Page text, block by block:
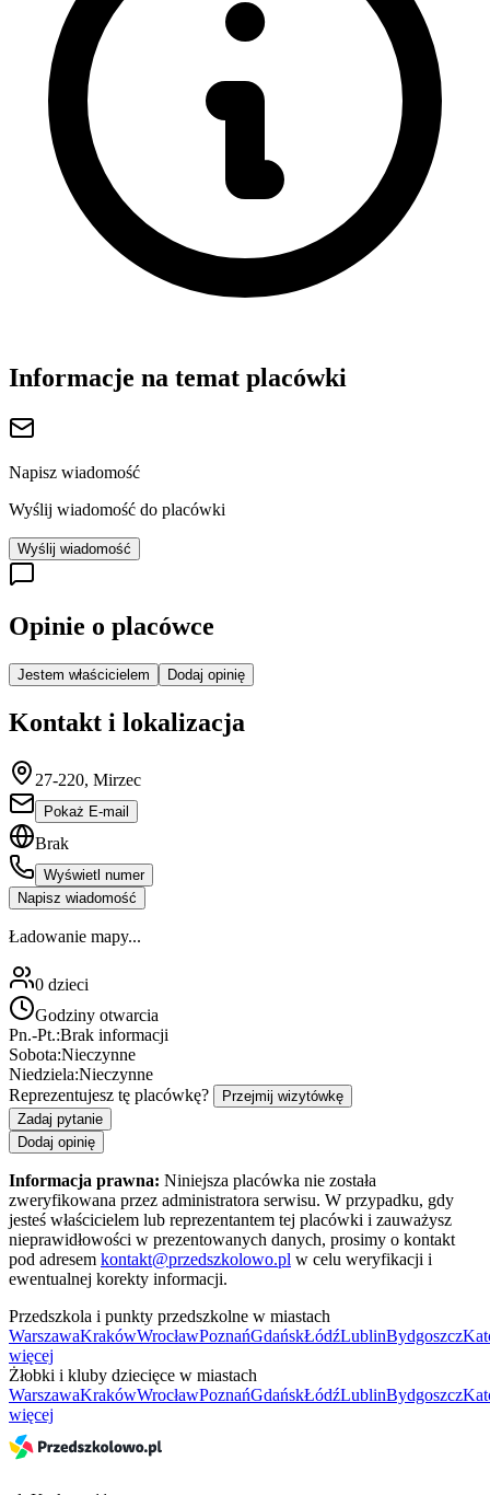
Informacje na temat placówki
Napisz wiadomość
Wyślij wiadomość do placówki
Wyślij wiadomość
Opinie o placówce
Jestem właścicielem Dodaj opinię
Kontakt i lokalizacja
27-220, Mirzec
Pokaż E-mail
Brak
Wyświetl numer
Napisz wiadomość
Ładowanie mapy...
0 dzieci
Godziny otwarcia
Pn.-Pt.:Brak informacji
Sobota:Nieczynne
Niedziela:Nieczynne
Reprezentujesz tę placówkę?
Przejmij wizytówkę
Zadaj pytanie
Dodaj opinię
Informacja prawna: Niniejsza placówka nie została
zweryfikowana przez administratora serwisu. W przypadku, gdy
jesteś właścicielem lub reprezentantem tej placówki i zauważysz
nieprawidłowości w prezentowanych danych, prosimy o kontakt
pod adresem kontakt@przedszkolowo.pl w celu weryfikacji i
ewentualnej korekty informacji.
Przedszkola i punkty przedszkolne w miastach
WarszawaKrakówWrocławPoznańGdańskŁódźLublinBydgoszcz
więcej
Żłobki i kluby dziecięce w miastach
WarszawaKrakówWrocławPoznańGdańskŁódźLublinBydgoszcz
więcej